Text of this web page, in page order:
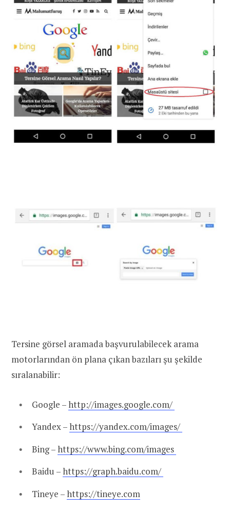
Tersine görsel aramada başvurulabilecek arama
motorlarından ön plana çıkan bazıları şu şekilde
sıralanabilir:
Google –http://images.google.com/
Yandex –https://yandex.com/images/
Bing –https://www.bing.com/images
Baidu –https://graph.baidu.com/
Tineye –https://tineye.com